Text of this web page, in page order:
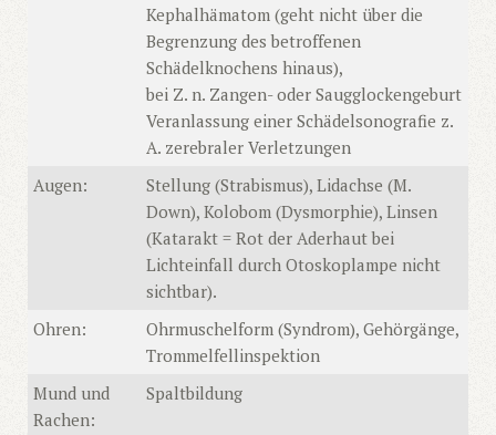
Kephalhämatom (geht nicht über die
Begrenzung des betroffenen
Schädelknochens hinaus),
bei Z. n. Zangen- oder Saugglockengeburt
Veranlassung einer Schädelsonografie z.
A. zerebraler Verletzungen
Augen:
Stellung (Strabismus), Lidachse (M.
Down), Kolobom (Dysmorphie), Linsen
(Katarakt = Rot der Aderhaut bei
Lichteinfall durch Otoskoplampe nicht
sichtbar).
Ohren:
Ohrmuschelform (Syndrom), Gehörgänge,
Trommelfellinspektion
Mund und
Rachen:
Spaltbildung